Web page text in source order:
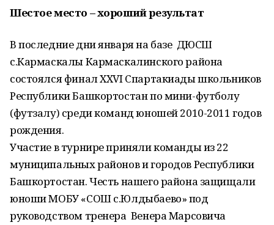
Шестое место – хороший результат
В последние дни января на базе ДЮСШ
с.Кармаскалы Кармаскалинского района
состоялся финал XXVI Спартакиады школьников
Республики Башкортостан по мини-футболу
(футзалу) среди команд юношей 2010-2011 годов
рождения.
Участие в турнире приняли команды из 22
муниципальных районов и городов Республики
Башкортостан. Честь нашего района защищали
юноши МОБУ «СОШ с.Юлдыбаево» под
руководством тренера Венера Марсовича